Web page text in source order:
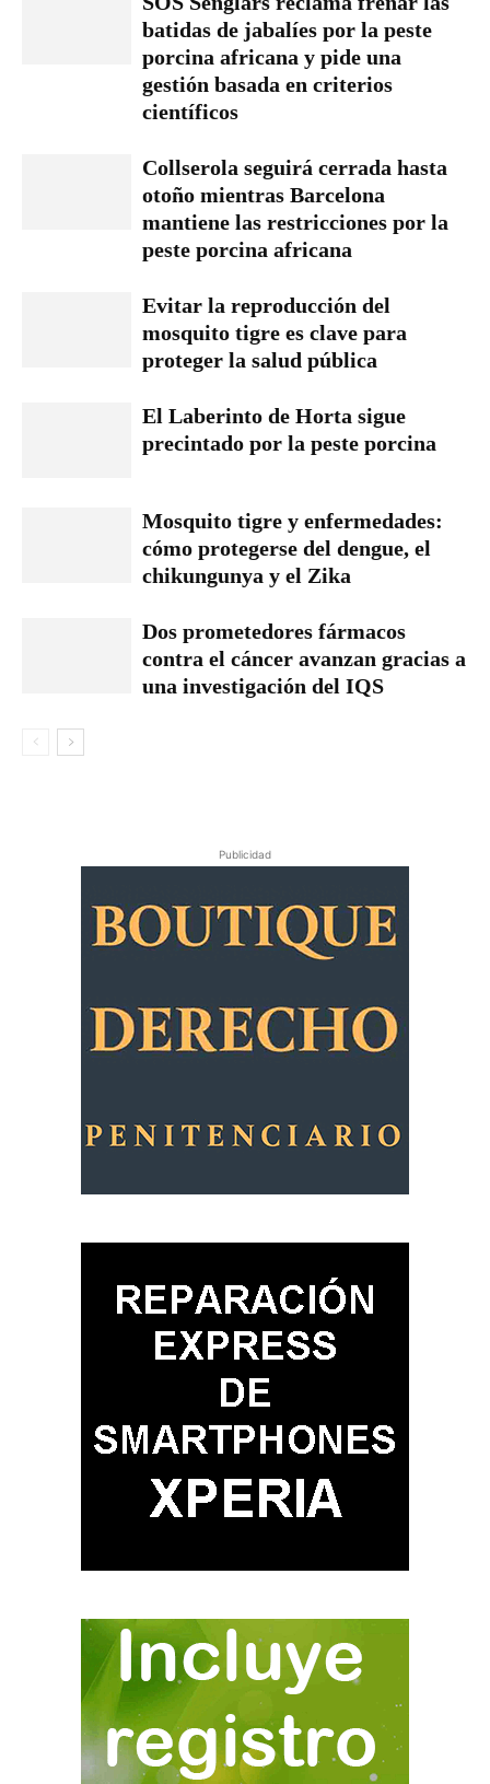
batidas de jabalíes por la peste
porcina africana y pide una
gestión basada en criterios
científicos
Collserola seguirá cerrada hasta
otoño mientras Barcelona
mantiene las restricciones por la
peste porcina africana
Evitar la reproducción del
mosquito tigre es clave para
proteger la salud pública
El Laberinto de Horta sigue
precintado por la peste porcina
Mosquito tigre y enfermedades:
cómo protegerse del dengue, el
chikungunya y el Zika
Dos prometedores fármacos
contra el cáncer avanzan gracias a
una investigación del IQS
Publicidad